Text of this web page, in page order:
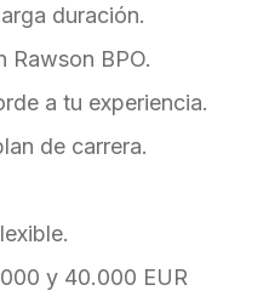
duración.
Rawson BPO.
a tu experiencia.
de carrera.
y 40.000 EUR